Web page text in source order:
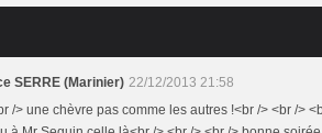
SERRE (Marinier) 22/12/2013 21:58
/> une chèvre pas comme les autres !<br /> <br />